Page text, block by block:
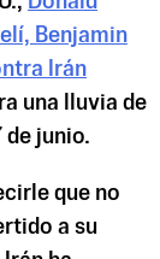
Benjamin
Irán
una lluvia de
de junio.
que no
a su